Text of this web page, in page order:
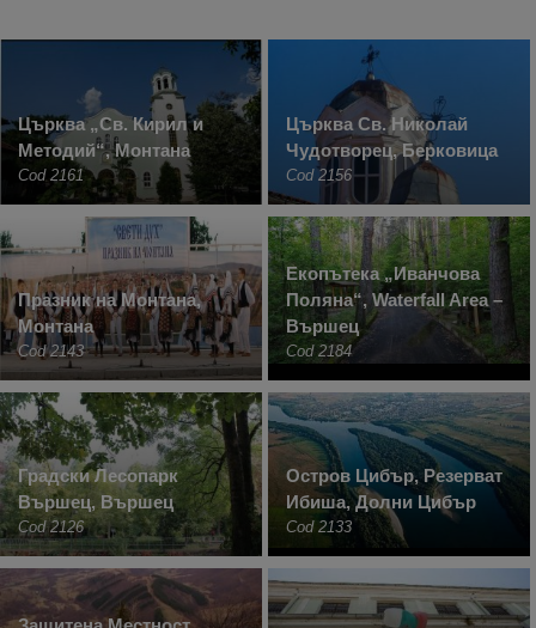
Църква „Св. Кирил и
Методий“, Монтана
Cod 2161
Църква Св. Николай
Чудотворец, Берковица
Cod 2156
Празник на Монтана,
Монтана
Cod 2143
Екопътека „Иванчова
Поляна“, Waterfall Area –
Вършец
Cod 2184
Градски Лесопарк
Вършец, Вършец
Cod 2126
Остров Цибър, Резерват
Ибиша, Долни Цибър
Cod 2133